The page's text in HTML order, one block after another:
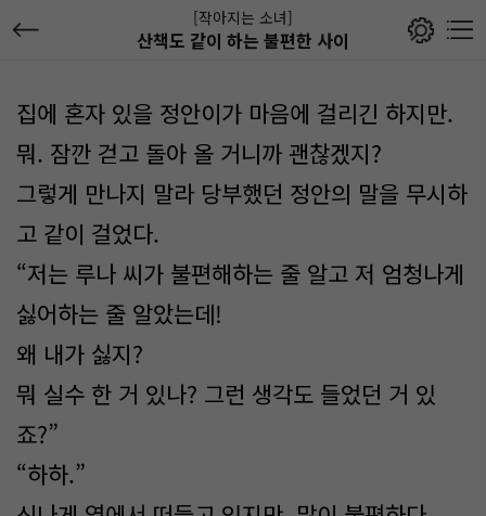
[작아지는 소녀]
산책도 같이 하는 불편한 사이
집에 혼자 있을 정안이가 마음에 걸리긴 하지만.
뭐. 잠깐 걷고 돌아 올 거니까 괜찮겠지?
그렇게 만나지 말라 당부했던 정안의 말을 무시하
고 같이 걸었다.
“저는 루나 씨가 불편해하는 줄 알고 저 엄청나게
싫어하는 줄 알았는데!
왜 내가 싫지?
뭐 실수 한 거 있나? 그런 생각도 들었던 거 있
죠?”
“하하.”